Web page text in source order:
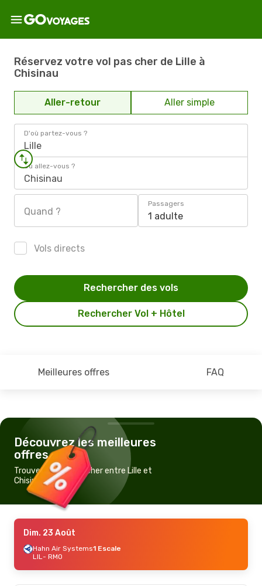
Réservez votre vol pas cher de Lille à
Chisinau
Aller-retour Aller simple
D'où partez-vous ?
Lille
Où allez-vous ?
Chisinau
Quand ?
Passagers
1 adulte
Vols directs
Rechercher Vol + Hôtel
Rechercher des vols
Meilleures offres FAQ
Découvrez les meilleures
offres
Trouvez un vol pas cher entre Lille et
Chisinau
Dim. 23 Août
Hahn Air Systems1 Escale
LIL- RMO